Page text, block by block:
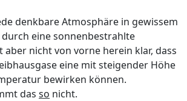
denkbare Atmosphäre in gewissem
eine sonnenbestrahlte
aber nicht von vorne herein klar, dass
eine mit steigender Höhe
bewirken können.
das so nicht.